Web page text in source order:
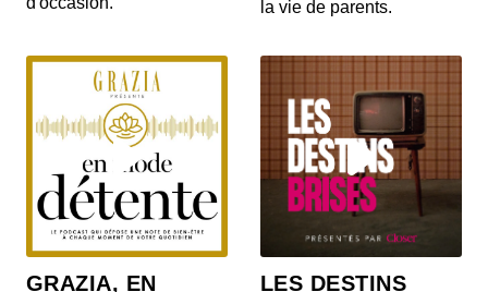
C'est une marque japonaise légendaire ! Retour
sur l'histoire de Subaru.
Un logo, une histoire - Skoda
00:08:32 - IL Y A 2 ANS
Direction la République Tchèque pour partir à la
découverte de Skoda dans ce nouveau podcast
la vie de parents.
GRAZIA, EN
LES DESTINS